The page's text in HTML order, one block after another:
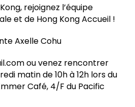
rejoignez l’équipe
et de Hong Kong Accueil !
Axelle Cohu
ou venez rencontrer
matin de 10h à 12h lors du
Café, 4/F du Pacific